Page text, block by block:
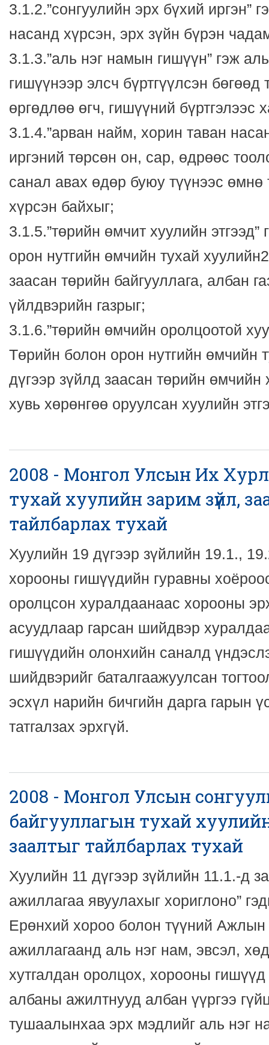
3.1.2.”сонгуулийн эрх бүхий иргэн”
насанд хүрсэн, эрх зүйн бүрэн
3.1.3.”аль нэг намын гишүүн” гэж
гишүүнээр элсч бүртгүүлсэн бөгөөд
өргөдлөө өгч, гишүүний бүртгэлээс
3.1.4.”арван найм, хорин таван
иргэний төрсөн он, сар, өдрөөс
санал авах өдөр буюу түүнээс өмнө
хүрсэн байхыг;
3.1.5.”төрийн өмчит хуулийн
орон нутгийн өмчийн тухай
заасан төрийн байгууллага, албан
үйлдвэрийн газрыг;
3.1.6.”төрийн өмчийн оролцоотой
Төрийн болон орон нутгийн өмчийн
дүгээр зүйлд заасан төрийн өмчийн
хувь хөрөнгөө оруулсан хуулийн
2008 - Монгол Улсын Их
тухай хуулийн зарим зүйл,
тайлбарлах тухай
Хуулийн 19 дүгээр зүйлийн 19.1.,
хорооны гишүүдийн гуравны
оролцсон хуралдаанаас хорооны
асуудлаар гарсан шийдвэр
гишүүдийн олонхийн саналд
шийдвэрийг баталгаажуулсан
эсхүл нарийн бичгийн дарга гарын
татгалзах эрхгүй.
2008 - Монгол Улсын
байгууллагын тухай
заалтыг тайлбарлах тухай
Хуулийн 11 дүгээр зүйлийн 11.1.-д
ажиллагаа явуулахыг хориглоно”
Ерөнхий хороо болон түүний
ажиллагаанд аль нэг нам, эвсэл,
хутгалдан оролцох, хорооны
албаны ажилтнууд албан үүргээ
тушаалынхаа эрх мэдлийг аль нэг